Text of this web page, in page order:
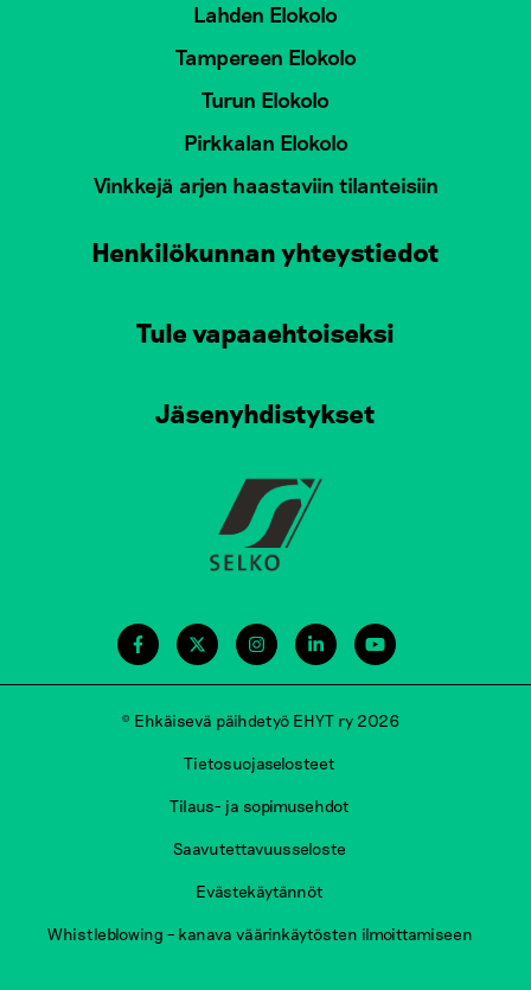
Lahden Elokolo
Tampereen Elokolo
Turun Elokolo
Pirkkalan Elokolo
Vinkkejä arjen haastaviin tilanteisiin
Henkilökunnan yhteystiedot
Tule vapaaehtoiseksi
Jäsenyhdistykset
© Ehkäisevä päihdetyö EHYT ry 2026
Tietosuojaselosteet
Tilaus- ja sopimusehdot
Saavutettavuusseloste
Evästekäytännöt
Whistleblowing – kanava väärinkäytösten ilmoittamiseen